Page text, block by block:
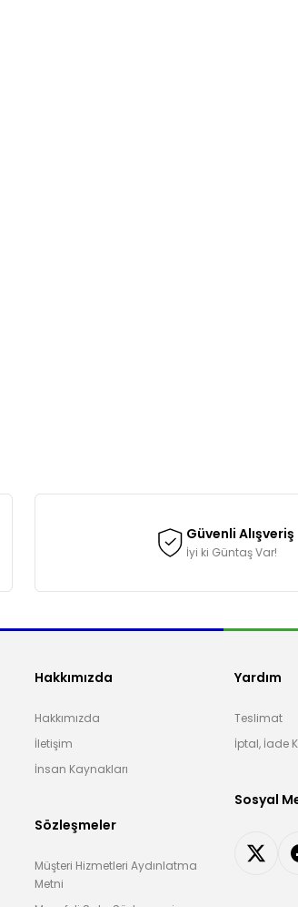
Güvenli Alışveriş
İyi ki Güntaş Var!
Hakkımızda
Hakkımızda
İletişim
İnsan Kaynakları
Sözleşmeler
Müşteri Hizmetleri Aydınlatma
Metni
Yardım
Teslimat
İptal, İade
Sosyal